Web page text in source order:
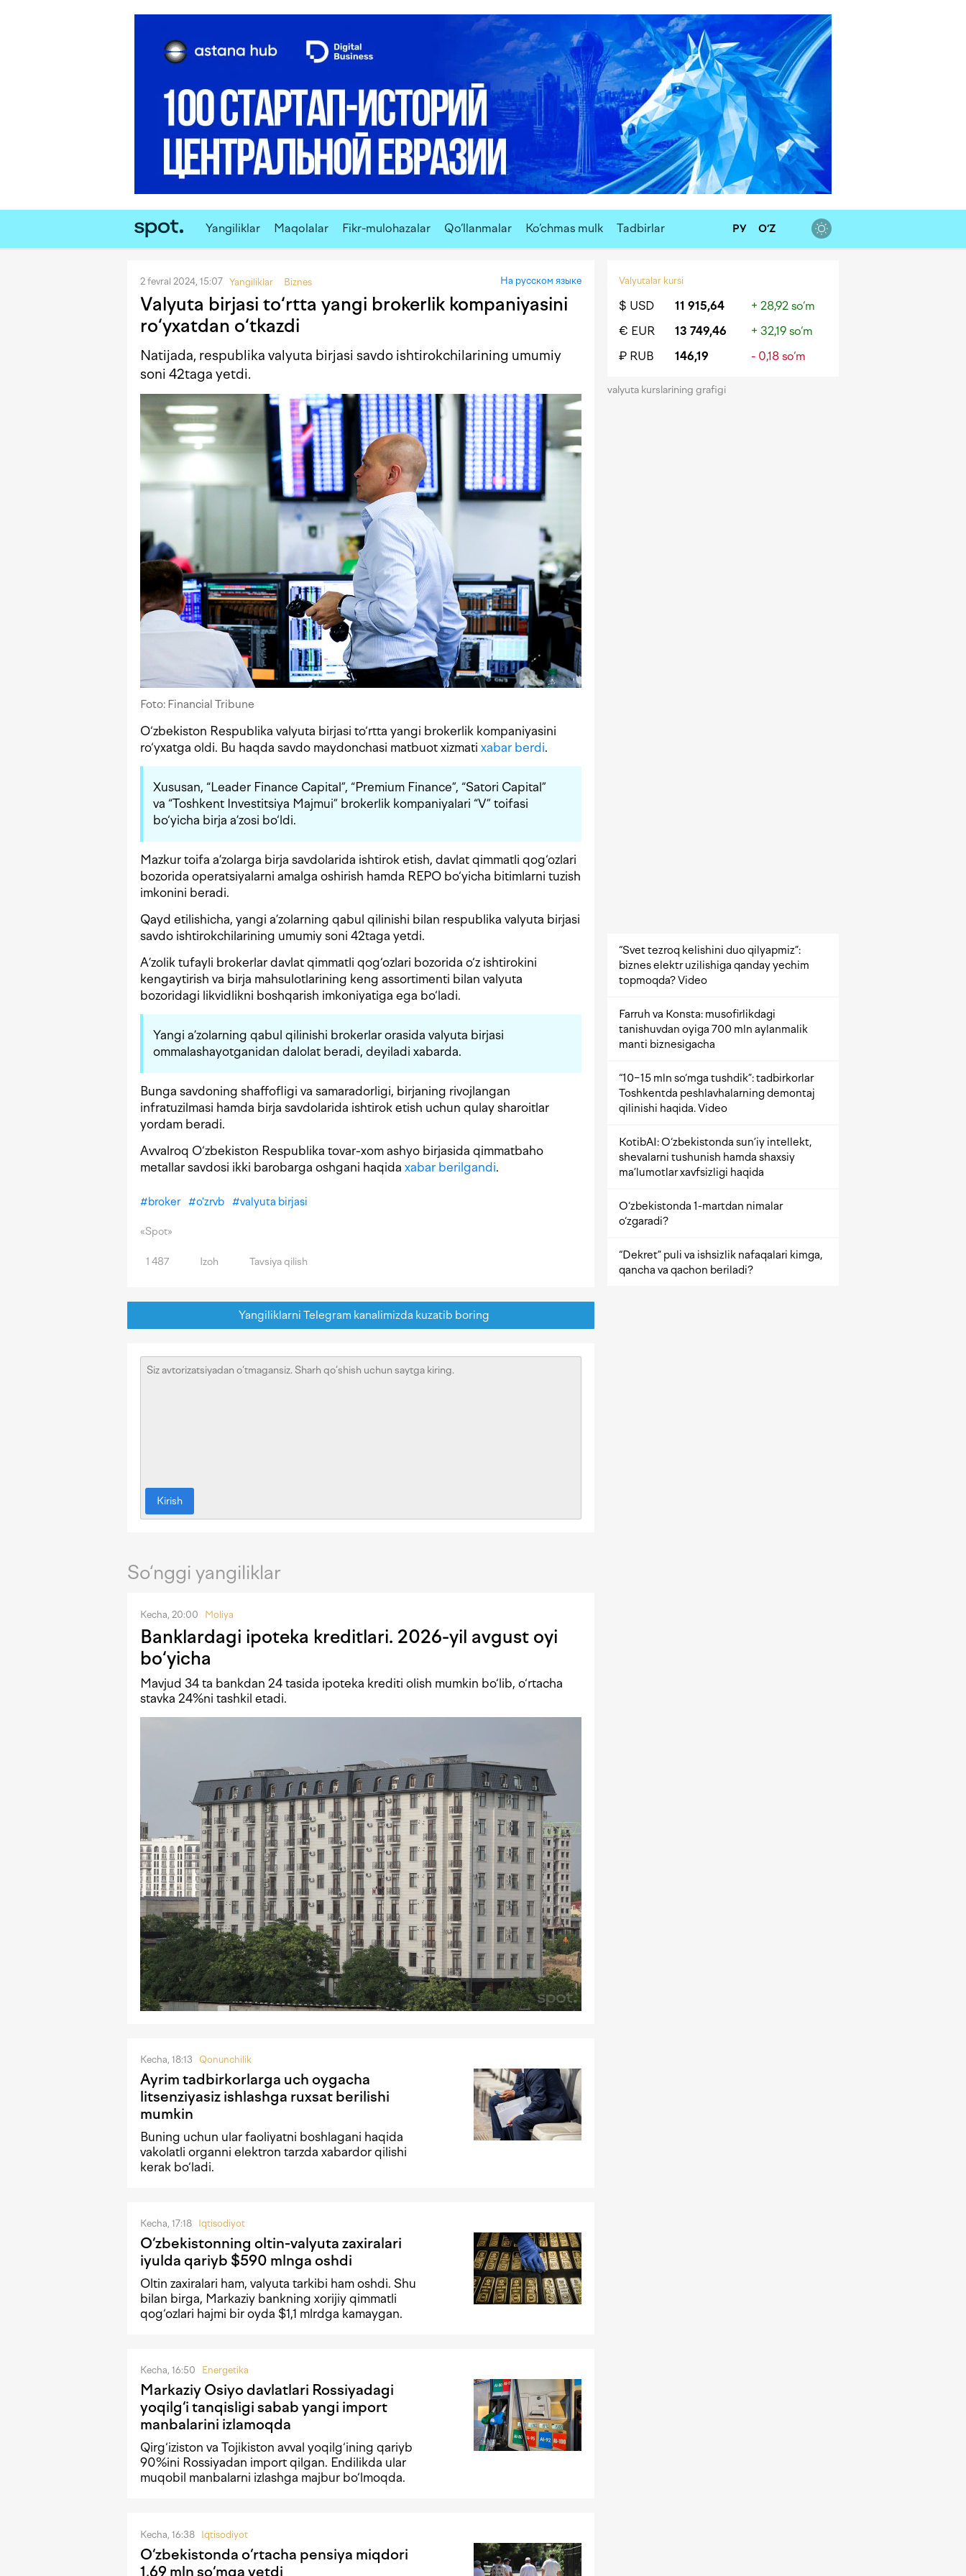
Yangiliklar Maqolalar Fikr-mulohazalar Qo‘llanmalar Ko‘chmas mulk Tadbirlar РУ O‘Z
2 fevral 2024, 15:07 Yangiliklar Biznes На русском языке
Valyuta birjasi to‘rtta yangi brokerlik kompaniyasini
ro‘yxatdan o‘tkazdi
Natijada, respublika valyuta birjasi savdo ishtirokchilarining umumiy
soni 42taga yetdi.
Foto: Financial Tribune
O‘zbekiston Respublika valyuta birjasi to‘rtta yangi brokerlik kompaniyasini
ro‘yxatga oldi. Bu haqda savdo maydonchasi matbuot xizmati xabar berdi.
Xususan, “Leader Finance Capital”, “Premium Finance”, “Satori Capital”
va “Toshkent Investitsiya Majmui” brokerlik kompaniyalari “V” toifasi
bo‘yicha birja a’zosi bo‘ldi.
Mazkur toifa a’zolarga birja savdolarida ishtirok etish, davlat qimmatli qog‘ozlari
bozorida operatsiyalarni amalga oshirish hamda REPO bo‘yicha bitimlarni tuzish
imkonini beradi.
Qayd etilishicha, yangi a’zolarning qabul qilinishi bilan respublika valyuta birjasi
savdo ishtirokchilarining umumiy soni 42taga yetdi.
A’zolik tufayli brokerlar davlat qimmatli qog‘ozlari bozorida o‘z ishtirokini
kengaytirish va birja mahsulotlarining keng assortimenti bilan valyuta
bozoridagi likvidlikni boshqarish imkoniyatiga ega bo‘ladi.
Yangi a’zolarning qabul qilinishi brokerlar orasida valyuta birjasi
ommalashayotganidan dalolat beradi, deyiladi xabarda.
Bunga savdoning shaffofligi va samaradorligi, birjaning rivojlangan
infratuzilmasi hamda birja savdolarida ishtirok etish uchun qulay sharoitlar
yordam beradi.
Avvalroq O‘zbekiston Respublika tovar-xom ashyo birjasida qimmatbaho
metallar savdosi ikki barobarga oshgani haqida xabar berilgandi.
#broker #o'zrvb #valyuta birjasi
«Spot»
1 487 Izoh Tavsiya qilish
Yangiliklarni Telegram kanalimizda kuzatib boring
Kirish
So‘nggi yangiliklar
Kecha, 20:00 Moliya
Banklardagi ipoteka kreditlari. 2026-yil avgust oyi
bo‘yicha
Mavjud 34 ta bankdan 24 tasida ipoteka krediti olish mumkin bo‘lib, o‘rtacha
stavka 24%ni tashkil etadi.
Kecha, 18:13 Qonunchilik
Ayrim tadbirkorlarga uch oygacha
litsenziyasiz ishlashga ruxsat berilishi
mumkin
Buning uchun ular faoliyatni boshlagani haqida
vakolatli organni elektron tarzda xabardor qilishi
kerak bo‘ladi.
Kecha, 17:18 Iqtisodiyot
O‘zbekistonning oltin-valyuta zaxiralari
iyulda qariyb $590 mlnga oshdi
Oltin zaxiralari ham, valyuta tarkibi ham oshdi. Shu
bilan birga, Markaziy bankning xorijiy qimmatli
qog‘ozlari hajmi bir oyda $1,1 mlrdga kamaygan.
Kecha, 16:50 Energetika
Markaziy Osiyo davlatlari Rossiyadagi
yoqilg‘i tanqisligi sabab yangi import
manbalarini izlamoqda
Qirg‘iziston va Tojikiston avval yoqilg‘ining qariyb
90%ini Rossiyadan import qilgan. Endilikda ular
muqobil manbalarni izlashga majbur bo‘lmoqda.
Kecha, 16:38 Iqtisodiyot
O‘zbekistonda o‘rtacha pensiya miqdori
1,69 mln so‘mga yetdi
Valyutalar kursi
$ USD 11 915,64
+ 28,92 so‘m
€ EUR
13 749,46
+ 32,19 so‘m
₽ RUB
146,19 - 0,18 so‘m
valyuta kurslarining grafigi
“Svet tezroq kelishini duo qilyapmiz”:
biznes elektr uzilishiga qanday yechim
topmoqda? Video
Farruh va Konsta: musofirlikdagi
tanishuvdan oyiga 700 mln aylanmalik
manti biznesigacha
“10−15 mln so‘mga tushdik”: tadbirkorlar
Toshkentda peshlavhalarning demontaj
qilinishi haqida. Video
KotibAI: O‘zbekistonda sun’iy intellekt,
shevalarni tushunish hamda shaxsiy
ma’lumotlar xavfsizligi haqida
O‘zbekistonda 1-martdan nimalar
o‘zgaradi?
“Dekret” puli va ishsizlik nafaqalari kimga,
qancha va qachon beriladi?